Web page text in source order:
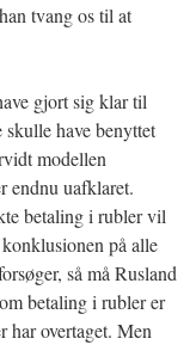
tvang os til at
gjort sig klar til
have benyttet
modellen
endnu uafklaret.
betaling i rubler vil
på alle
så må Rusland
betaling i rubler er
har overtaget. Men